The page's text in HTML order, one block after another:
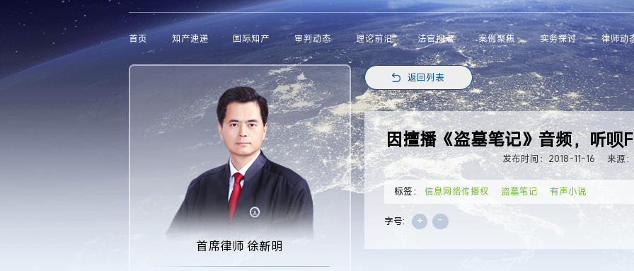
首页 知产速递 国际知产 审判动态 理论前沿 法官视点 案例聚焦 实务探讨 律师动
首席律师 徐新明
返回列表
因擅播《盗墓笔记》音频，听呗
发布时间：2018-11-16 来源
标签： 信息网络传播权 盗墓笔记 有声小说
字号: + -